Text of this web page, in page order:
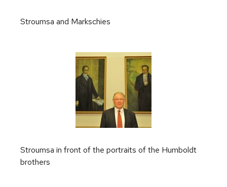
Stroumsa and Markschies
Stroumsa in front of the portraits of the Humboldt
brothers